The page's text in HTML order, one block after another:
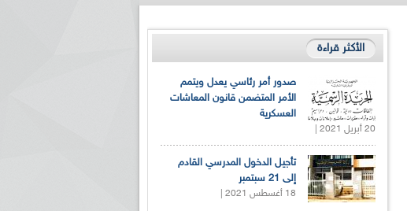
الأكثر قراءة
صدور أمر رئاسي يعدل ويتمم
الأمر المتضمن قانون المعاشات
العسكرية
20 أبريل 2021 |
تأجيل الدخول المدرسي القادم
إلى 21 سبتمبر
18 أغسطس 2021 |